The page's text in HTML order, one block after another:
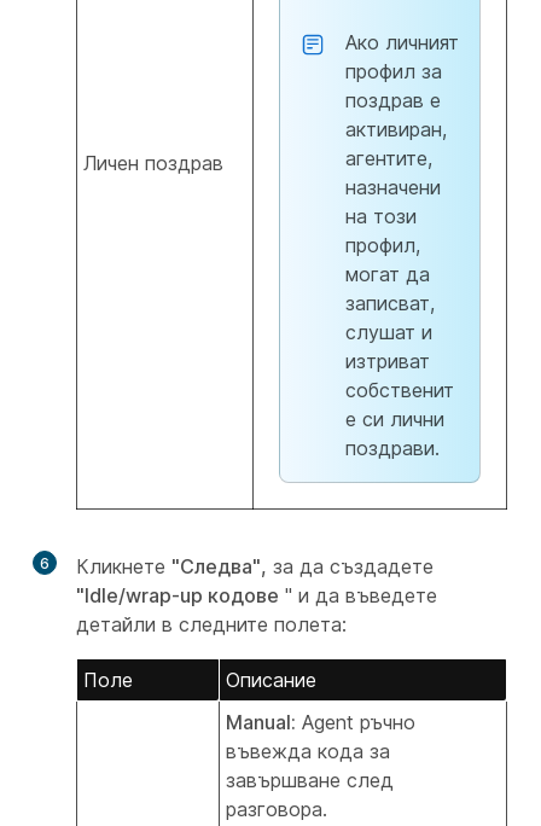
Личен поздрав
Ако личният
профил за
поздрав е
активиран,
агентите,
назначени
на този
профил,
могат да
записват,
слушат и
изтриват
собственит
е си лични
поздрави.
6 Кликнете "Следва", за да създадете
"Idle/wrap-up кодове " и да въведете
детайли в следните полета:
Поле Описание
Manual: Agent ръчно
въвежда кода за
завършване след
разговора.